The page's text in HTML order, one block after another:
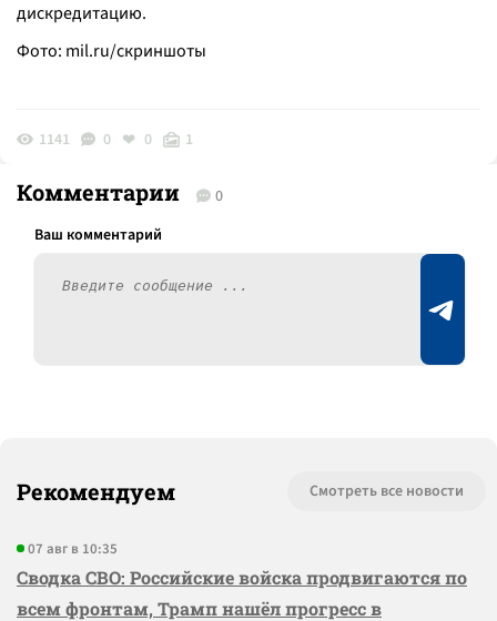
дискредитацию.
Фото: mil.ru/скриншоты
1141 0 0 1
Комментарии 0
Рекомендуем Смотреть все новости
07 авг в 10:35
Сводка СВО: Российские войска продвигаются по
всем фронтам, Трамп нашёл прогресс в